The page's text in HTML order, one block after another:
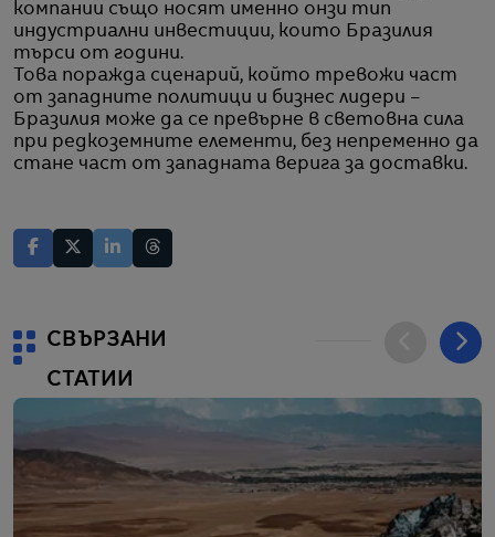
компании също носят именно онзи тип
индустриални инвестиции, които Бразилия
търси от години.
Това поражда сценарий, който тревожи част
от западните политици и бизнес лидери –
Бразилия може да се превърне в световна сила
при редкоземните елементи, без непременно да
стане част от западната верига за доставки.
СВЪРЗАНИ
СТАТИИ